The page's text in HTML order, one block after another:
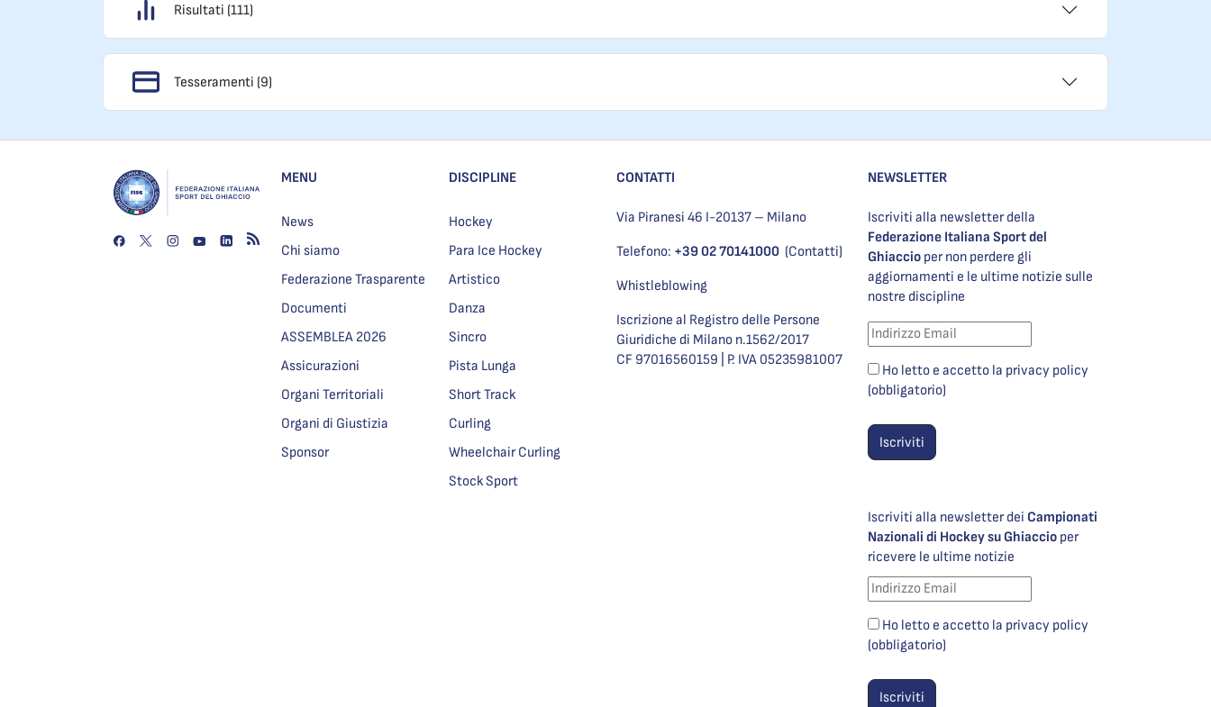
Risultati (111)
Tesseramenti (9)
MENU
News
Chi siamo
Federazione Trasparente
Documenti
ASSEMBLEA 2026
Assicurazioni
Organi Territoriali
Organi di Giustizia
Sponsor
DISCIPLINE
Hockey
Para Ice Hockey
Artistico
Danza
Sincro
Pista Lunga
Short Track
Curling
Wheelchair Curling
Stock Sport
CONTATTI
Via Piranesi 46 I-20137 – Milano
Telefono: +39 02 70141000 (Contatti)
Whistleblowing
Iscrizione al Registro delle Persone
Giuridiche di Milano n.1562/2017
CF 97016560159 | P. IVA 05235981007
NEWSLETTER
Iscriviti alla newsletter della
Federazione Italiana Sport del
Ghiaccio per non perdere gli
aggiornamenti e le ultime notizie sulle
nostre discipline
Ho letto e accetto la privacy policy
(obbligatorio)
Iscriviti alla newsletter dei Campionati
Nazionali di Hockey su Ghiaccio per
ricevere le ultime notizie
Ho letto e accetto la privacy policy
(obbligatorio)